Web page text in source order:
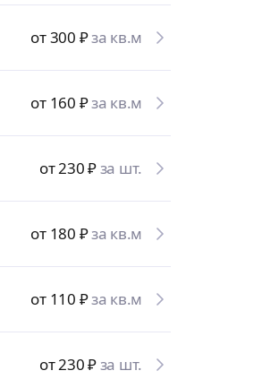
от 300 ₽за кв.м
от 160 ₽за кв.м
от 230₽за шт.
от 180 ₽за кв.м
от 110 ₽за кв.м
от 230₽за шт.